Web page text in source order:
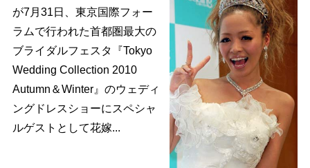
が7月31日、東京国際フォー
ラムで行われた首都圏最大の
ブライダルフェスタ『Tokyo
Wedding Collection 2010
Autumn＆Winter』のウェディ
ングドレスショーにスペシャ
ルゲストとして花嫁...